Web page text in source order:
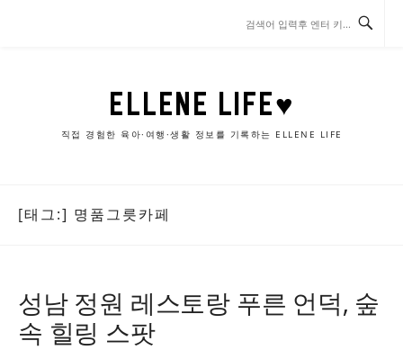
ELLENE LIFE♥
직접 경험한 육아·여행·생활 정보를 기록하는 ELLENE LIFE
[태그:] 명품그릇카페
성남 정원 레스토랑 푸른 언덕, 숲
속 힐링 스팟